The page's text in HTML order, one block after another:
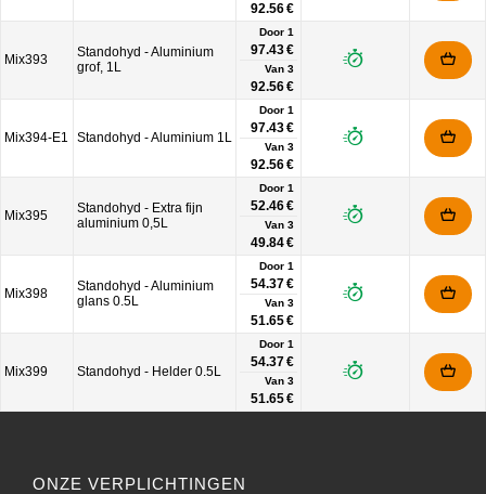
92.56 €
Mix393
Standohyd - Aluminium
grof, 1L
Door 1
97.43 €
Van 3
92.56 €
Mix394-E1 Standohyd - Aluminium 1L
Door 1
97.43 €
Van 3
92.56 €
Mix395
Standohyd - Extra fijn
aluminium 0,5L
Door 1
52.46 €
Van 3
49.84 €
Mix398
Standohyd - Aluminium
glans 0.5L
Door 1
54.37 €
Van 3
51.65 €
Mix399 Standohyd - Helder 0.5L
Door 1
54.37 €
Van 3
51.65 €
ONZE VERPLICHTINGEN